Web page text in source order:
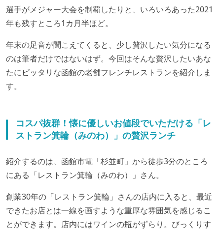
選手がメジャー大会を制覇したりと、いろいろあった2021
年も残すところ1カ月半ほど。
年末の足音が聞こえてくると、少し贅沢したい気分になる
のは筆者だけではないはず。今回はそんな贅沢したいあな
たにピッタリな函館の老舗フレンチレストランを紹介しま
す。
コスパ抜群！懐に優しいお値段でいただける「レ
ストラン箕輪（みのわ）」の贅沢ランチ
紹介するのは、函館市電「杉並町」から徒歩3分のところ
にある「レストラン箕輪（みのわ）」さん。
創業30年の「レストラン箕輪」さんの店内に入ると、最近
できたお店とは一線を画すような重厚な雰囲気を感じるこ
とができます。店内にはワインの瓶がずらり。びっくりす